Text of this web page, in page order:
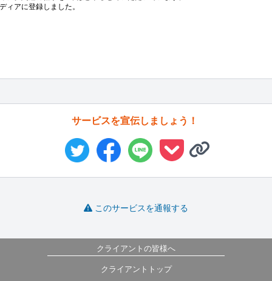
ィアに登録しました。
サービスを宣伝しましょう！
このサービスを通報する
クライアントの皆様へ
クライアントトップ